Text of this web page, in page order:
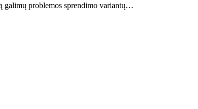
galimų problemos sprendimo variantų…